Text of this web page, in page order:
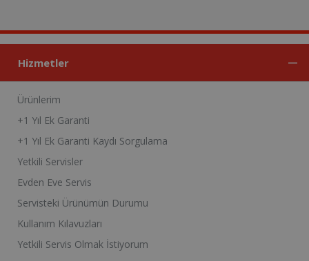
Hizmetler
Ürünlerim
+1 Yıl Ek Garanti
+1 Yıl Ek Garanti Kaydı Sorgulama
Yetkili Servisler
Evden Eve Servis
Servisteki Ürünümün Durumu
Kullanım Kılavuzları
Yetkili Servis Olmak İstiyorum